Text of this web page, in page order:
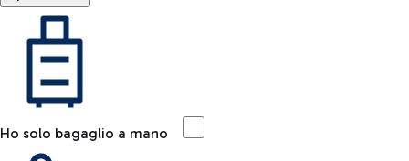
Ho solo bagaglio a mano